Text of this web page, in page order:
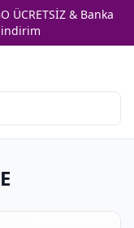
ÜCRETSİZ & Banka
indirim